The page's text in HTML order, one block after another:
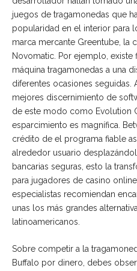
juegos de tragamonedas que
popularidad en el interior para
marca mercante Greentube, la
Novomatic. Por ejemplo,
máquina tragamonedas a una
diferentes ocasiones seguidas.
mejores discernimiento de
de este modo­ como Evolution
esparcimiento es magnífica.
crédito de el programa fiable
alrededor usuario
bancarias seguras, esto la
para jugadores de casino
especialistas recomiendan
unas los más grandes
latinoamericanos.
Sobre competir a la
Buffalo por dinero, debes